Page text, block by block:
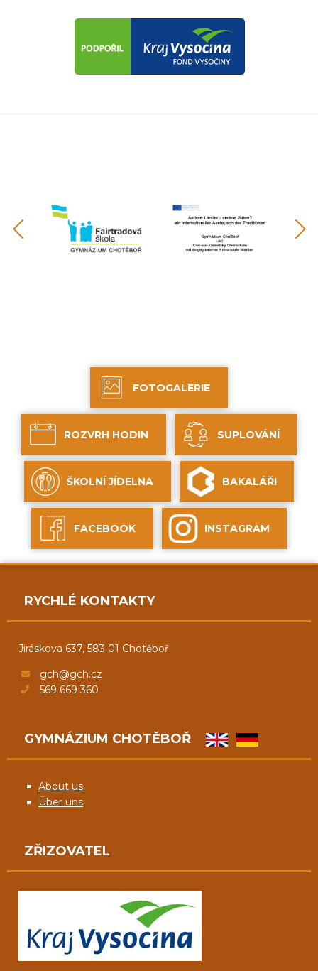
FOTOGALERIE
ROZVRH HODIN SUPLOVÁNÍ
ŠKOLNÍ JÍDELNA BAKALÁŘI
FACEBOOK INSTAGRAM
RYCHLÉ KONTAKTY
Jiráskova 637, 583 01 Chotěboř
gch@gch.cz
569 669 360
GYMNÁZIUM CHOTĚBOŘ
About us
Über uns
ZŘIZOVATEL